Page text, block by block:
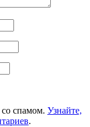
со спамом. Узнайте,
.